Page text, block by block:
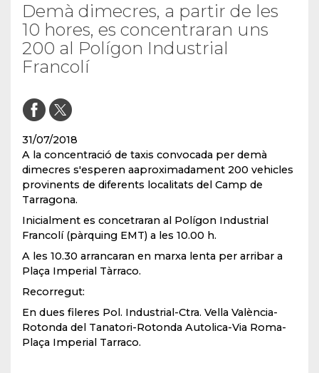
Demà dimecres, a partir de les
10 hores, es concentraran uns
200 al Polígon Industrial
Francolí
31/07/2018
A la concentració de taxis convocada per demà
dimecres s'esperen aaproximadament 200 vehicles
provinents de diferents localitats del Camp de
Tarragona.
Inicialment es concetraran al Polígon Industrial
Francolí (pàrquing EMT) a les 10.00 h.
A les 10.30 arrancaran en marxa lenta per arribar a
Plaça Imperial Tàrraco.
Recorregut:
En dues fileres Pol. Industrial-Ctra. Vella València-
Rotonda del Tanatori-Rotonda Autolica-Via Roma-
Plaça Imperial Tarraco.